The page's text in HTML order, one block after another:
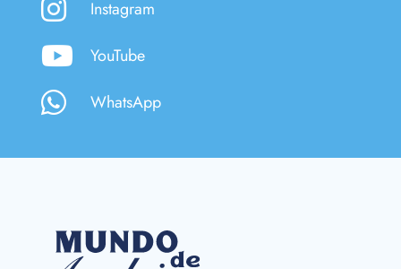
Instagram
YouTube
WhatsApp